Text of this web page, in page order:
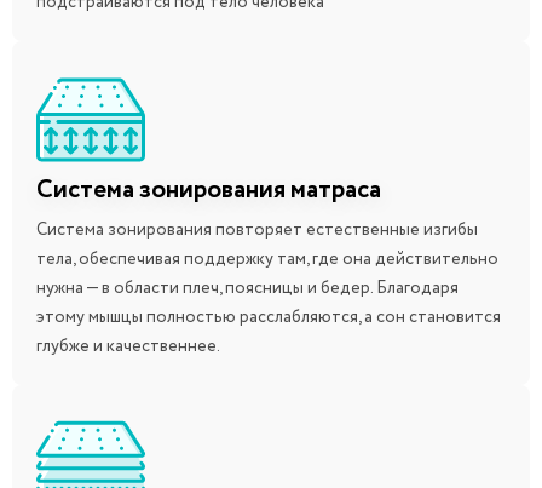
Система зонирования матраса
Система зонирования повторяет естественные изгибы
тела, обеспечивая поддержку там, где она действительно
нужна — в области плеч, поясницы и бедер. Благодаря
этому мышцы полностью расслабляются, а сон становится
глубже и качественнее.